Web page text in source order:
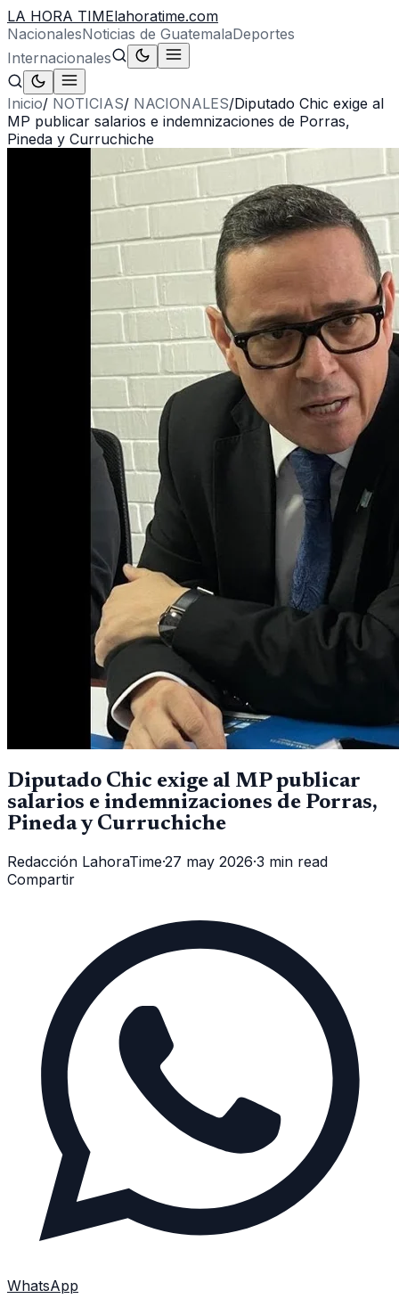
LA HORA TIMElahoratime.com
NacionalesNoticias de GuatemalaDeportes
Internacionales
Inicio/ NOTICIAS/ NACIONALES/Diputado Chic exige al
MP publicar salarios e indemnizaciones de Porras,
Pineda y Curruchiche
Diputado Chic exige al MP publicar
salarios e indemnizaciones de Porras,
Pineda y Curruchiche
Redacción LahoraTime·27 may 2026·3 min read
Compartir
WhatsApp